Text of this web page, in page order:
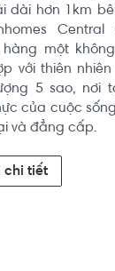
dài hơn 1km
hàng một
với thiên
5 sao, nơi
của cuộc
và đẳng cấp.
chi tiết